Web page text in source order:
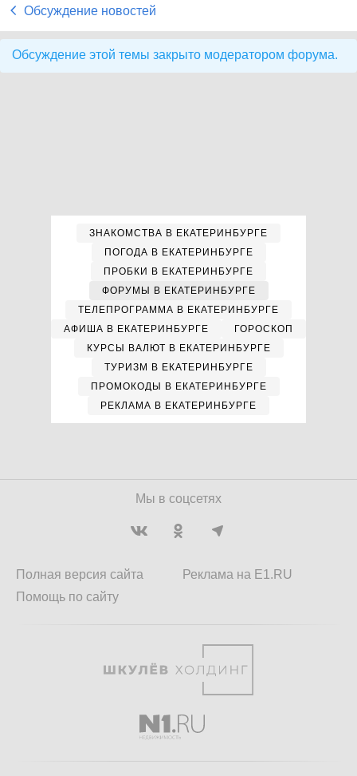
Обсуждение новостей
Обсуждение этой темы закрыто модератором форума.
ЗНАКОМСТВА В ЕКАТЕРИНБУРГЕ
ПОГОДА В ЕКАТЕРИНБУРГЕ
ПРОБКИ В ЕКАТЕРИНБУРГЕ
ФОРУМЫ В ЕКАТЕРИНБУРГЕ
ТЕЛЕПРОГРАММА В ЕКАТЕРИНБУРГЕ
АФИША В ЕКАТЕРИНБУРГЕ
ГОРОСКОП
КУРСЫ ВАЛЮТ В ЕКАТЕРИНБУРГЕ
ТУРИЗМ В ЕКАТЕРИНБУРГЕ
ПРОМОКОДЫ В ЕКАТЕРИНБУРГЕ
РЕКЛАМА В ЕКАТЕРИНБУРГЕ
Мы в соцсетях
Полная версия сайта
Помощь по сайту
Реклама на E1.RU